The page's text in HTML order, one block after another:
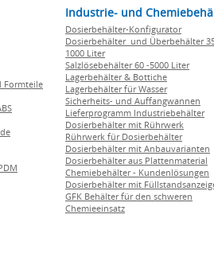
Formteile
Industrie- und
Dosierbehälter-Konfigurator
Dosierbehälter und Überbehälter
1000 Liter
Salzlösebehälter 60 -5000 Liter
Lagerbehälter & Bottiche
Lagerbehälter für Wasser
Sicherheits- und Auffangwannen
Lieferprogramm Industriebehälter
Dosierbehälter mit Rührwerk
Rührwerk für Dosierbehälter
Dosierbehälter mit Anbauvarianten
Dosierbehälter aus Plattenmaterial
Chemiebehälter - Kundenlösungen
Dosierbehälter mit
GFK Behälter für den schweren
Chemieeinsatz